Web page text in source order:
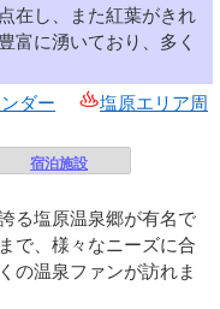
在し、また紅葉がきれ
富に湧いており、多く
ダー
塩原エリア周
宿泊施設
る塩原温泉郷が有名で
で、様々なニーズに合
の温泉ファンが訪れま